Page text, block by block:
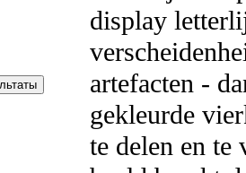
display
artefacten -
gekleurde
te delen en te